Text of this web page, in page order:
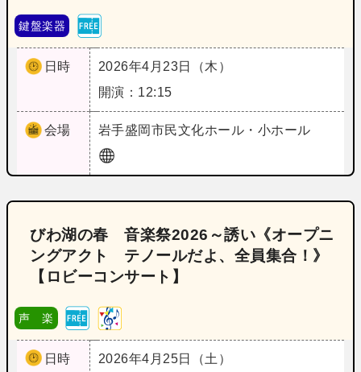
鍵盤楽器
日時
2026年4月23日（木）
開演：12:15
会場 岩手盛岡市民文化ホール・小ホール
びわ湖の春 音楽祭2026～誘い《オープニ
ングアクト テノールだよ、全員集合！》
【ロビーコンサート】
声 楽
日時
2026年4月25日（土）